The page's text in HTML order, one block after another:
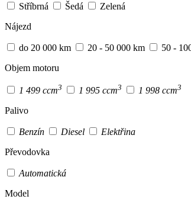
Stříbrná Šedá
Zelená
Nájezd
do 20 000 km 20 - 50 000 km 50 -
Objem motoru
1 499 ccm3 1 995 ccm3 1 998 ccm3
Palivo
Benzín Diesel
Elektřina
Převodovka
Automatická
Model